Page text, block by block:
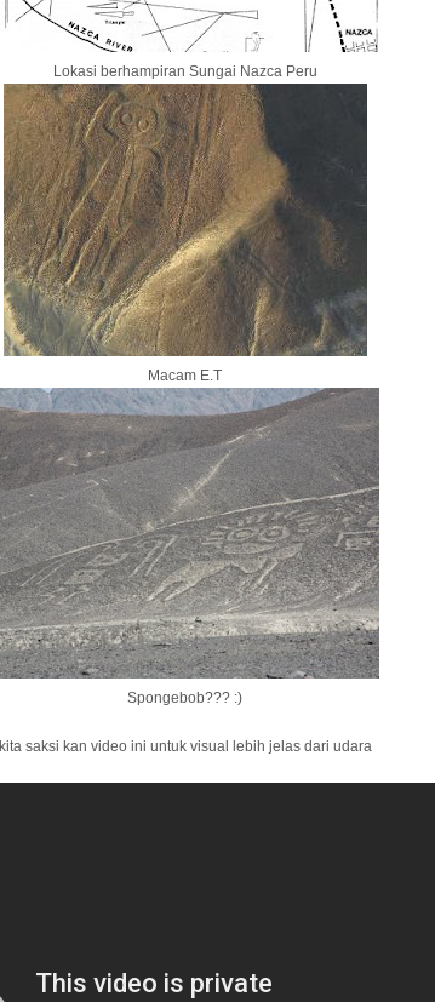
Lokasi berhampiran Sungai Nazca Peru
Macam E.T
Spongebob??? :)
kita saksi kan video ini untuk visual lebih jelas dari udara